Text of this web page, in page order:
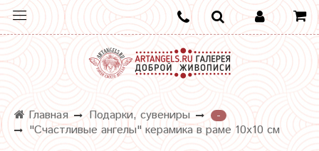
Главная Подарки, сувениры
-
"Счастливые ангелы" керамика в раме 10х10 см